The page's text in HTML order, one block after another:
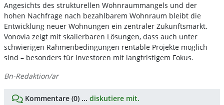
Angesichts des strukturellen Wohnraummangels und der
hohen Nachfrage nach bezahlbarem Wohnraum bleibt die
Entwicklung neuer Wohnungen ein zentraler Zukunftsmarkt.
Vonovia zeigt mit skalierbaren Lösungen, dass auch unter
schwierigen Rahmenbedingungen rentable Projekte möglich
sind – besonders für Investoren mit langfristigem Fokus.
Bn-Redaktion/ar
Kommentare (0) ... diskutiere mit.